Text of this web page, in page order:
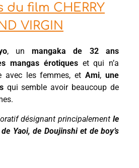
du film CHERRY
VIRGIN
, unmangaka de 32 ans
mangas érotiqueset qui n’a
avec les femmes, etAmi,une
qui semble avoir beaucoup de
désignant principalement le
Yaoi, de Doujinshi et de boy’s